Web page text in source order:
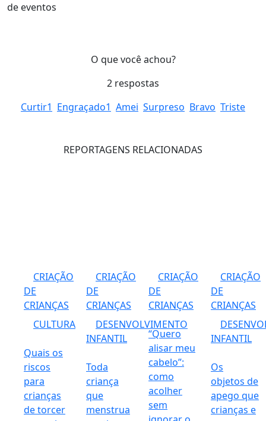
de eventos
O que você achou?
2 respostas
Curtir1 Engraçado1 Amei Surpreso Bravo Triste
REPORTAGENS RELACIONADAS
CRIAÇÃO
DE
CRIANÇAS
CULTURA
Quais os
riscos
para
crianças
de torcer
CRIAÇÃO
DE
CRIANÇAS
DESENVOLVIMENTO
INFANTIL
Toda
criança
que
menstrua
CRIAÇÃO
DE
CRIANÇAS
“Quero
alisar meu
cabelo”:
como
acolher
sem
CRIAÇÃO
DE
CRIANÇAS
INFANTIL
Os
objetos de
apego que
crianças e